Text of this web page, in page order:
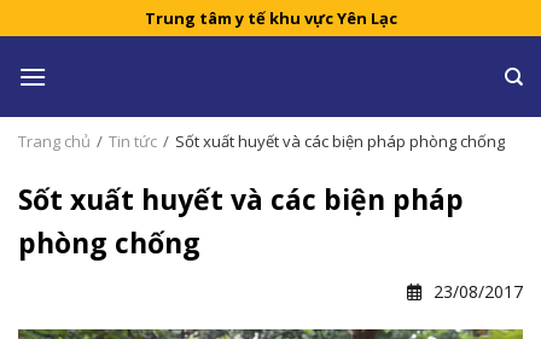
to
content
Trung tâm y tế khu vực Yên Lạc
Trang chủ / Tin tức / Sốt xuất huyết và các biện pháp phòng chống
Sốt xuất huyết và các biện pháp
phòng chống
23/08/2017